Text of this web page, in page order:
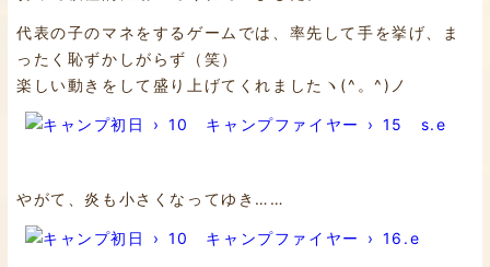
代表の子のマネをするゲームでは、率先して手を挙げ、ま
ったく恥ずかしがらず（笑）
楽しい動きをして盛り上げてくれましたヽ(^。^)ノ
やがて、炎も小さくなってゆき……